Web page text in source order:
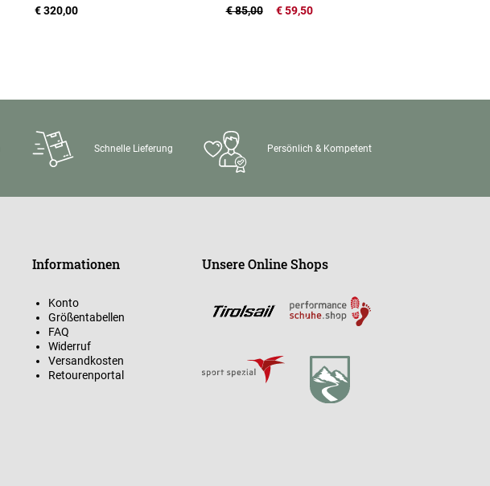
€ 320,00
€ 59,50
€ 85,00
Schnelle Lieferung Persönlich & Kompetent
Informationen
Konto
Größentabellen
FAQ
Widerruf
Versandkosten
Retourenportal
Unsere Online Shops